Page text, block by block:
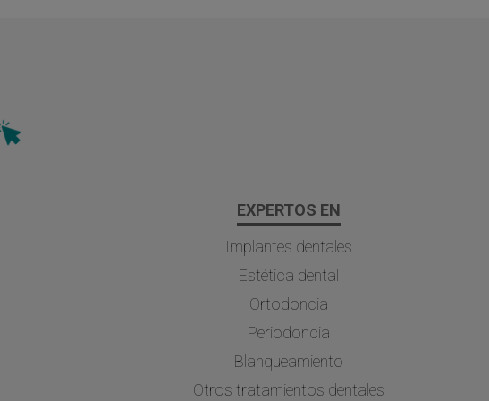
EXPERTOS EN
Implantes dentales
Estética dental
Ortodoncia
Periodoncia
Blanqueamiento
Otros tratamientos dentales